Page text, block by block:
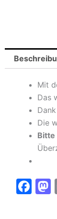
Mit
Das
Die
Bitte
F